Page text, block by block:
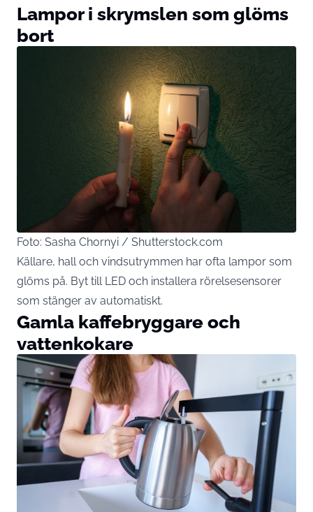
Lampor i skrymslen som glöms
bort
Foto: Sasha Chornyi / Shutterstock.com
Källare, hall och vindsutrymmen har ofta lampor som
glöms på. Byt till LED och installera rörelsesensorer
som stänger av automatiskt.
Gamla kaffebryggare och
vattenkokare